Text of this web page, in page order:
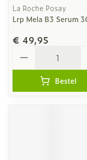
La Roche Posay
Lrp Mela B3 Serum
€ 49,95
Bestel